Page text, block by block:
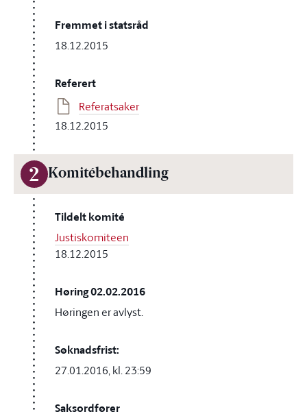
Fremmet i statsråd
18.12.2015
Referert
Referatsaker
18.12.2015
2 Komitébehandling
Tildelt komité
Justiskomiteen
18.12.2015
Høring 02.02.2016
Høringen er avlyst.
Søknadsfrist:
27.01.2016, kl. 23:59
Saksordfører